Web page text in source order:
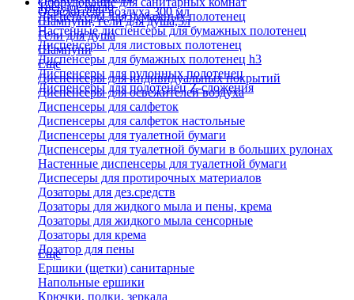
Твердое мыло
Шампуни, гели для душа,5л
Гели для душа
Шампуни
Освежители воздуха 300 мл
Диспенсеры для бумажных полотенец
Настенные диспенсеры для бумажных полотенец
Диспенсеры для листовых полотенец
Диспенсеры для бумажных полотенец h3
Диспенсеры для рулонных полотенец
Диспенсеры для полотенец Z-сложения
Еще
Диспенсеры для индивидуальных покрытий
Диспенсеры для освежителей воздуха
Диспенсеры для салфеток
Диспенсеры для салфеток настольные
Диспенсеры для туалетной бумаги
Диспенсеры для туалетной бумаги в больших рулонах
Настенные диспенсеры для туалетной бумаги
Диспесеры для протирочных материалов
Дозаторы для дез.средств
Дозаторы для жидкого мыла и пены, крема
Дозаторы для жидкого мыла сенсорные
Дозаторы для крема
Дозатор для пены
Еще
Ершики (щетки) санитарные
Напольные ершики
Крючки, полки, зеркала